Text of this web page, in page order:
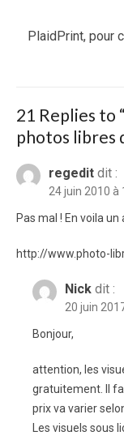
Next
PlaidPrint, pour
21 Replies to “
photos libres
regedit dit :
24 juin 2010 à
Pas mal ! En voila un
http://www.photo-
Nick dit :
20 juin
Bonjour,
attention, les
gratuitement. Il
prix va varier
Les visuels sous